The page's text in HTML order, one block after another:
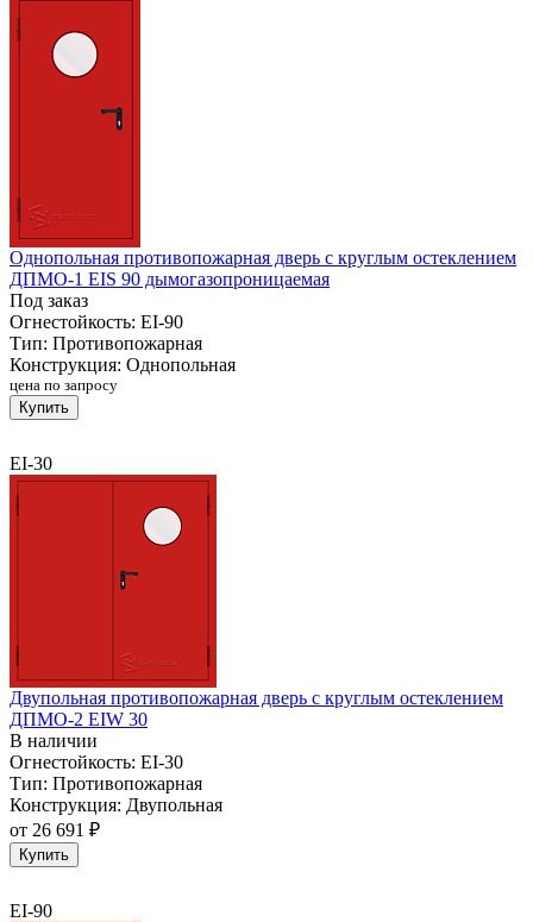
Однопольная противопожарная дверь с круглым остеклением
ДПМО-1 EIS 90 дымогазопроницаемая
Под заказ
Огнестойкость: EI-90
Тип: Противопожарная
Конструкция: Однопольная
цена по запросу
Купить
EI-30
Двупольная противопожарная дверь с круглым остеклением
ДПМО-2 EIW 30
В наличии
Огнестойкость: EI-30
Тип: Противопожарная
Конструкция: Двупольная
от 26 691 ₽
Купить
EI-90